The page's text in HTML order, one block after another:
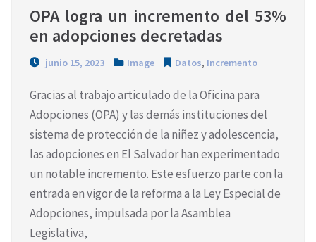
OPA logra un incremento del 53%
en adopciones decretadas
junio 15, 2023 Image Datos, Incremento
Gracias al trabajo articulado de la Oficina para
Adopciones (OPA) y las demás instituciones del
sistema de protección de la niñez y adolescencia,
las adopciones en El Salvador han experimentado
un notable incremento. Este esfuerzo parte con la
entrada en vigor de la reforma a la Ley Especial de
Adopciones, impulsada por la Asamblea
Legislativa,